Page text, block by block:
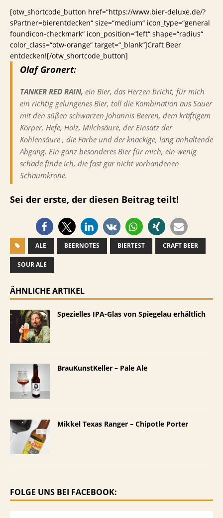
[otw_shortcode_button href=“https://www.bier-deluxe.de/?
sPartner=bierentdecken“ size=“medium“ icon_type=“general
foundicon-checkmark“ icon_position=“left“ shape=“radius“
color_class=“otw-orange“ target=“_blank“]Craft Beer
entdecken![/otw_shortcode_button]
Olaf Gronert:
TANKER RED RAIN, ein Bier, das Herzen bricht, für mich
ein richtig gelungenes Bier, toll die Kombination aus Sauer
mit den süßen schwarzen Johannis Beeren, dem kräftigem
Körper, Hefe, Holz, Milchsäure, der Einsatz der
Kohlensäure , die Farbe und der knackige, lang anhaltende
Abgang. Ein ganz besonderes Bier für mich, ein wenig
schade finde ich, die fast gar nicht vorhandenen
Schaumkrone.
Sei der erste, der diesen Beitrag teilt!
ALE BEERNOTES BIERTEST CRAFT BEER
SOUR ALE
ÄHNLICHE ARTIKEL
Spezielles IPA-Glas von Spiegelau erhältlich
BrauKunstKeller – Pale Ale
Mikkel Texas Ranger – Chipotle Porter
FOLGE UNS BEI FACEBOOK: